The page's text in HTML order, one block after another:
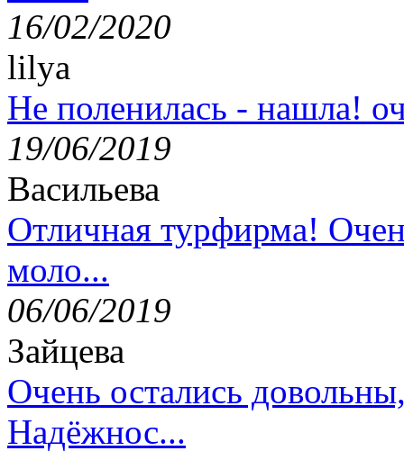
16/02/2020
lilya
Не поленилась - нашла!
19/06/2019
Васильева
Отличная турфирма!
моло...
06/06/2019
Зайцева
Очень остались
Надёжнос...